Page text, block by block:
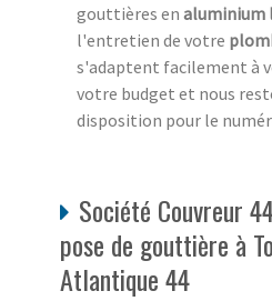
gouttières en aluminium
l'entretien de votre
s'adaptent facilement à
votre budget et nous
disposition pour le
Société Couvreur
pose de gouttière à
Atlantique 44